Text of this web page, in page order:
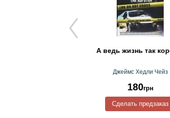
А ведь жизнь так
Джеймс Хедли Чейз
180грн
Сделать предзаказ